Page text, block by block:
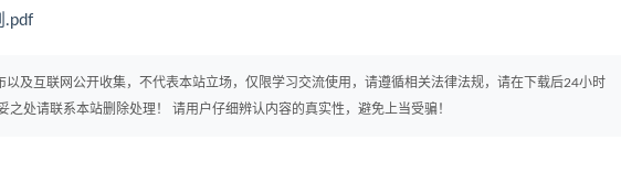
.pdf
以及互联网公开收集，不代表本站立场，仅限学习交流使用，请遵循相关法律法规，请在下载后24小时
之处请联系本站删除处理！ 请用户仔细辨认内容的真实性，避免上当受骗！